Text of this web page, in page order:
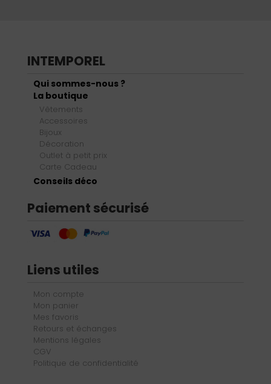
INTEMPOREL
Qui sommes-nous ?
La boutique
Vêtements
Accessoires
Bijoux
Décoration
Outlet à petit prix
Carte Cadeau
Conseils déco
Paiement sécurisé
Liens utiles
Mon compte
Mon panier
Mes favoris
Retours et échanges
Mentions légales
CGV
Politique de confidentialité